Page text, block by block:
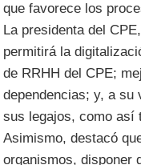
que favorece los
La presidenta del
permitirá la
de RRHH del CPE;
dependencias; y, a su
sus legajos, como así
Asimismo, destacó
organismos, disponer